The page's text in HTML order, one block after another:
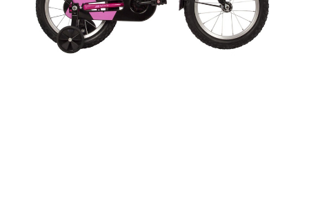
Оплачивайте сегодня только
25% картой любого банка